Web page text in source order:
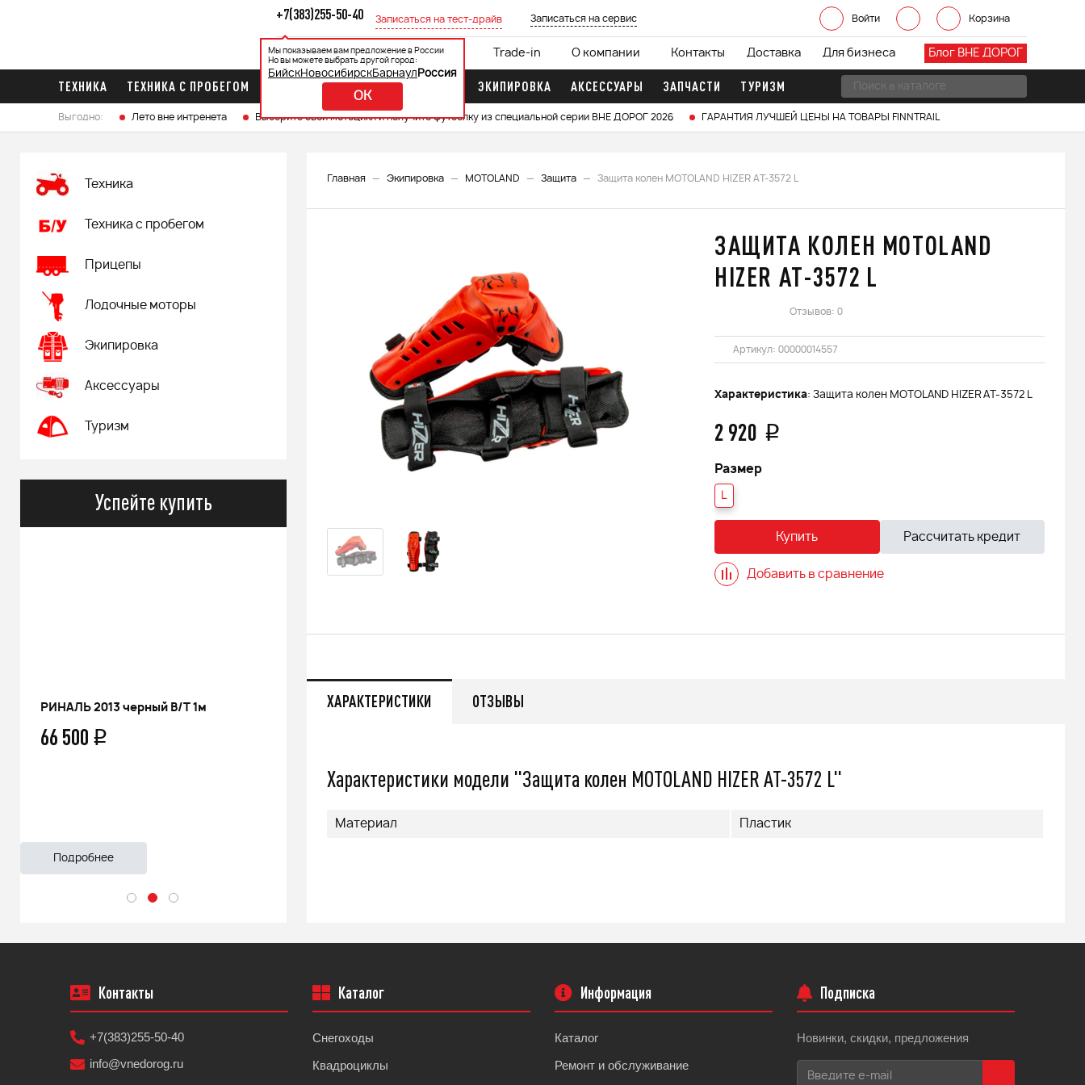
Войти Корзина
+7(383)255-50-40
Мы показываем вам предложение в России
Но вы можете выбрать другой город:
БийскНовосибирскБарнаул Россия
OK
Записаться на тест-драйв Записаться на сервис
Блог ВНЕ ДОРОГ
Каталог Акции Кредит 0% Trade-in О компании Контакты Доставка Для бизнеса
ТЕХНИКА ТЕХНИКА С ПРОБЕГОМ ЛОДОЧНЫЕ МОТОРЫ ЭКИПИРОВКА АКСЕССУАРЫ ЗАПЧАСТИ ТУРИЗМ
Выгодно: Лето вне интренета Выберите свой мотоцикл и получите футболку из специальной серии ВНЕ ДОРОГ 2026 ГАРАНТИЯ ЛУЧШЕЙ ЦЕНЫ НА ТОВАРЫ FINNTRAIL
Главная Экипировка MOTOLAND Защита Защита колен MOTOLAND HIZER АТ-3572 L
Техника
Техника с пробегом
Прицепы
Лодочные моторы
Экипировка
Аксессуары
Туризм
Успейте купить
РИНАЛЬ 2013 черный В/Т 1м
66 500 q
Подробнее
Костюм мужской зимний FINNTRAIL
ЗАЩИТА КОЛЕН MOTOLAND
HIZER АТ-3572 L
Отзывов: 0
Артикул: 00000014557
Характеристика: Защита колен MOTOLAND HIZER АТ-3572 L
2 920 q
Размер
L
Купить Рассчитать кредит
Добавить в сравнение
ХАРАКТЕРИСТИКИ ОТЗЫВЫ
Характеристики модели "Защита колен MOTOLAND HIZER АТ-3572 L"
Материал Пластик
Контакты
+7(383)255-50-40
info@vnedorog.ru
Каталог
Снегоходы
Квадроциклы
Информация
Каталог
Ремонт и обслуживание
Подписка
Новинки, скидки, предложения